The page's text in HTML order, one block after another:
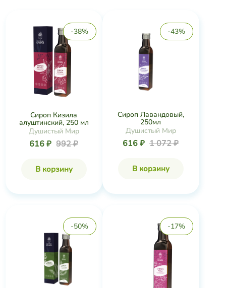
-38%
Сироп Кизила
алуштинский, 250 мл
Душистый Мир
616 ₽ 992 ₽
В корзину
-43%
Сироп Лавандовый,
250мл
Душистый Мир
616 ₽ 1 072 ₽
В корзину
-50% -17%